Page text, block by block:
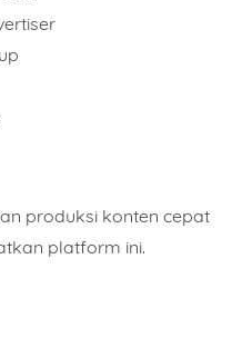
produksi konten cepat
platform ini.